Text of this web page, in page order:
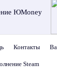
ЮMoney
Контакты
Steam